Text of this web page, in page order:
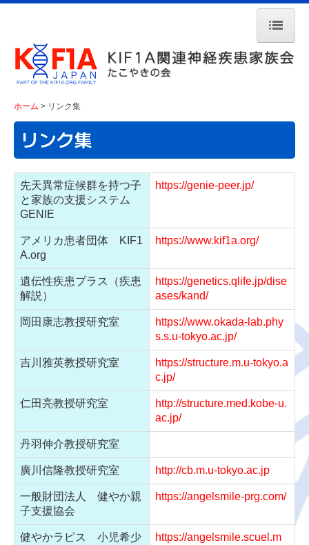
ホーム
当会について
規約
KIF1Aとは
活動内容
メディア掲載
入会・支援
リンク集
お問い合わせ
ホーム リンク集
リンク集
先天異常症候群を持つ子
と家族の支援システム
GENIE
https://genie-peer.jp/
アメリカ患者団体 KIF1
A.org
https://www.kif1a.org/
遺伝性疾患プラス（疾患
解説）
https://genetics.qlife.jp/dise
ases/kand/
岡田康志教授研究室
https://www.okada-lab.phy
s.s.u-tokyo.ac.jp/
吉川雅英教授研究室
https://structure.m.u-tokyo.a
c.jp/
仁田亮教授研究室
http://structure.med.kobe-u.
ac.jp/
丹羽伸介教授研究室
廣川信隆教授研究室 http://cb.m.u-tokyo.ac.jp
一般財団法人 健やか親
子支援協会
https://angelsmile-prg.com/
健やかラピス 小児希少
https://angelsmile.scuel.m